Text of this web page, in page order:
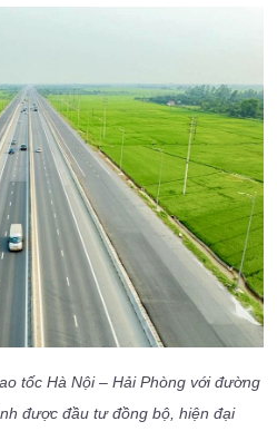
tốc Hà Nội – Hải Phòng với đường
được đầu tư đồng bộ, hiện đại